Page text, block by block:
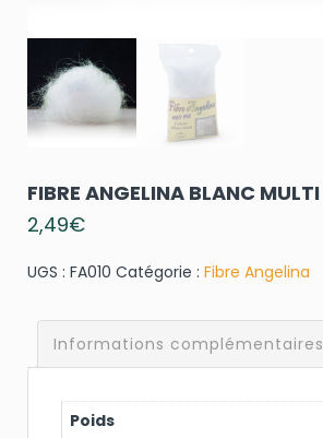
FIBRE ANGELINA BLANC MULTI
2,49€
UGS : FA010 Catégorie : Fibre Angelina
Informations complémentaires
Poids